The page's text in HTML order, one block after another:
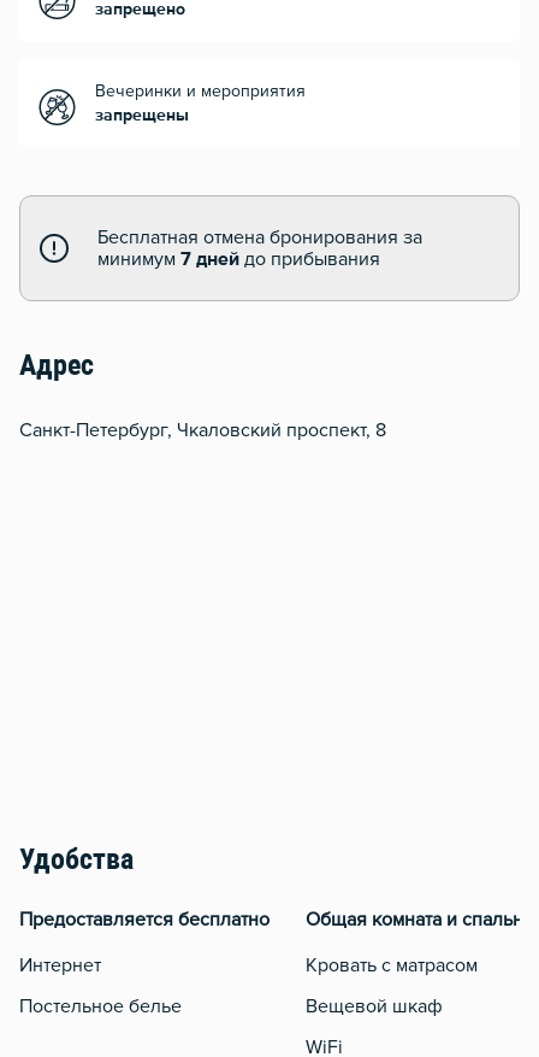
запрещено
Вечеринки и мероприятия
запрещены
Бесплатная отмена бронирования за
минимум 7 дней до прибывания
Адрес
Санкт-Петербург, Чкаловский проспект, 8
Удобства
Предоставляется бесплатно
Интернет
Постельное белье
Общая комната и спальня
Кровать с матрасом
Вещевой шкаф
WiFi